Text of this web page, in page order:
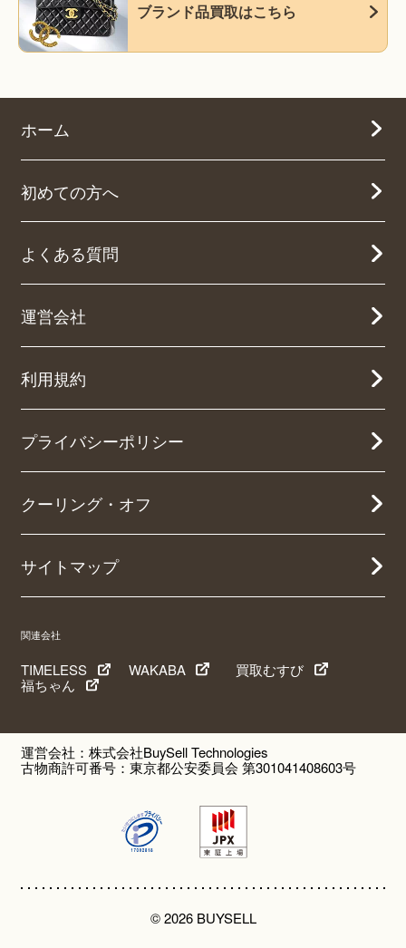
ブランド品買取はこちら
ホーム
初めての方へ
よくある質問
運営会社
利用規約
プライバシーポリシー
クーリング・オフ
サイトマップ
関連会社
TIMELESS WAKABA
買取むすび
福ちゃん
運営会社：株式会社BuySell Technologies
古物商許可番号：東京都公安委員会 第301041408603号
© 2026 BUYSELL